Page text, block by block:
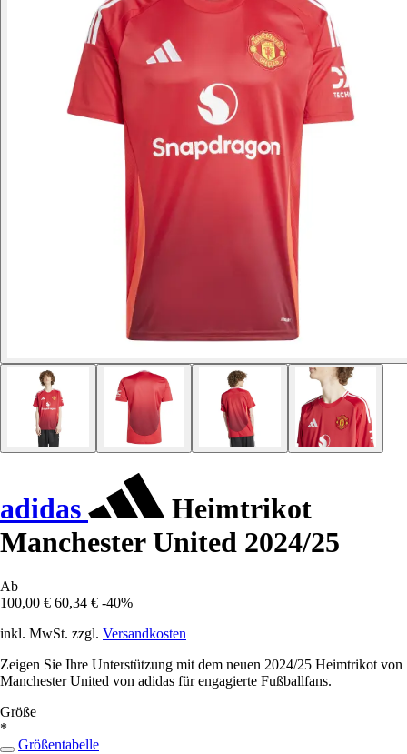
adidas
Heimtrikot
Manchester United 2024/25
Ab
100,00 € 60,34 € -40%
inkl. MwSt. zzgl. Versandkosten
Zeigen Sie Ihre Unterstützung mit dem neuen 2024/25 Heimtrikot von
Manchester United von adidas für engagierte Fußballfans.
Größe
*
Größentabelle